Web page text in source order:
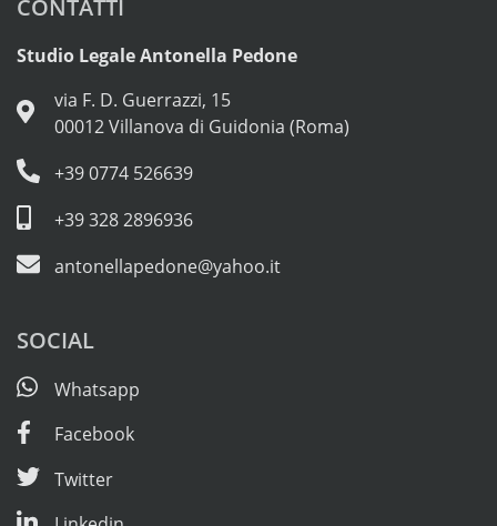
CONTATTI
Studio Legale Antonella Pedone
via F. D. Guerrazzi, 15
00012 Villanova di Guidonia (Roma)
+39 0774 526639
+39 328 2896936
antonellapedone@yahoo.it
SOCIAL
Whatsapp
Facebook
Twitter